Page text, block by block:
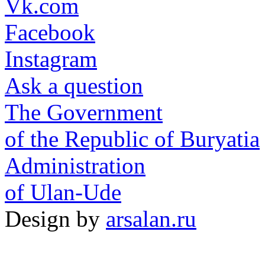
Vk.com
Facebook
Instagram
Ask a question
The Government
of the Republic of Buryatia
Administration
of Ulan-Ude
Design by arsalan.ru